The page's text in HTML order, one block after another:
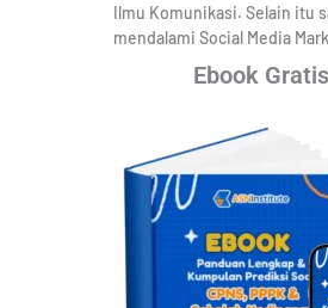
Ilmu Komunikasi. Selain itu
mendalami Social Media
Ebook